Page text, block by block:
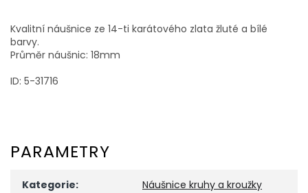
Kvalitní náušnice ze 14-ti karátového zlata žluté a bílé
barvy.
Průměr náušnic: 18mm
ID: 5-31716
PARAMETRY
Kategorie: Náušnice kruhy a kroužky